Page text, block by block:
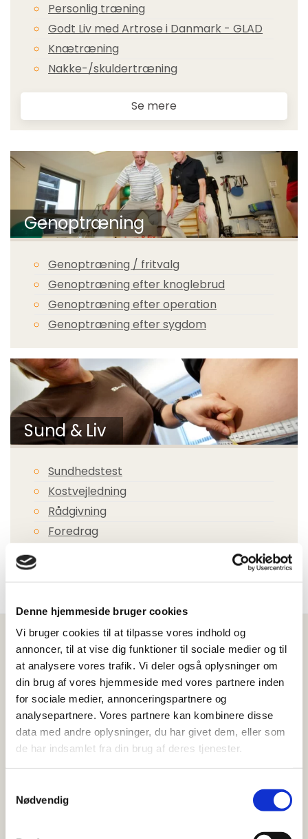
Denne hjemmeside bruger cookies
Vi bruger cookies til at tilpasse vores indhold og
annoncer, til at vise dig funktioner til sociale medier og til
at analysere vores trafik. Vi deler også oplysninger om
din brug af vores hjemmeside med vores partnere inden
for sociale medier, annonceringspartnere og
analysepartnere. Vores partnere kan kombinere disse
data med andre oplysninger, du har givet dem, eller som
de har indsamlet fra din brug af deres tjenester.
Nødvendig
Personlig træning
Godt Liv med Artrose i Danmark - GLAD
Knætræning
Nakke-/skuldertræning
Se mere
Genoptræning
Genoptræning / fritvalg
Genoptræning efter knoglebrud
Genoptræning efter operation
Genoptræning efter sygdom
Sund & Liv
Sundhedstest
Kostvejledning
Rådgivning
Foredrag
BeneFiT Herning
Fysioterapi
Professionelle og nærværende
fysioterapeuter ved BeneFiT
Herning fysioterapi
Hos BeneFiT Herning fysioterapi glæder vi os til at